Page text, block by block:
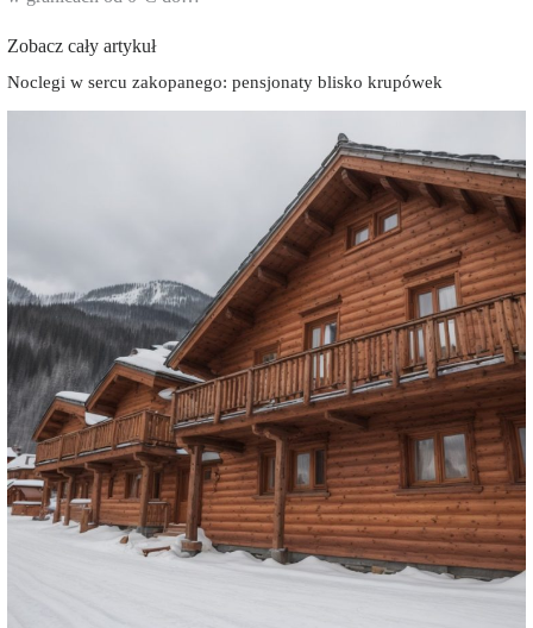
Zobacz cały artykuł
Noclegi w sercu zakopanego: pensjonaty blisko krupówek